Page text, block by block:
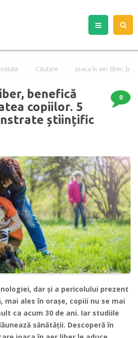
Căutare
benefică
copiilor. 5
științific
0
dar și a pericolului prezent
mai ales în orașe, copiii nu se mai
ca acum 30 de ani. Iar studiile
sănătății. Descoperă în